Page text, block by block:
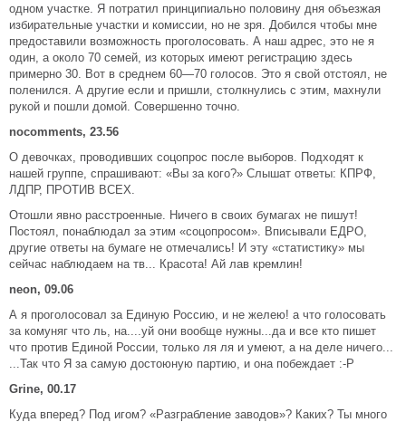
одном участке. Я потратил принципиально половину дня объезжая
избирательные участки и комиссии, но не зря. Добился чтобы мне
предоставили возможность проголосовать. А наш адрес, это не я
один, а около 70 семей, из которых имеют регистрацию здесь
примерно 30. Вот в среднем 60—70 голосов. Это я свой отстоял, не
поленился. А другие если и пришли, столкнулись с этим, махнули
рукой и пошли домой. Совершенно точно.
nocomments, 23.56
О девочках, проводивших соцопрос после выборов. Подходят к
нашей группе, спрашивают: «Вы за кого?» Слышат ответы: КПРФ,
ЛДПР, ПРОТИВ ВСЕХ.
Отошли явно расстроенные. Ничего в своих бумагах не пишут!
Постоял, понаблюдал за этим «соцопросом». Вписывали ЕДРО,
другие ответы на бумаге не отмечались! И эту «статистику» мы
сейчас наблюдаем на тв... Красота! Ай лав кремлин!
neon, 09.06
А я проголосовал за Единую Россию, и не желею! а что голосовать
за комуняг что ль, на....уй они вообще нужны...да и все кто пишет
что против Единой России, только ля ля и умеют, а на деле ничего...
...Так что Я за самую достоюную партию, и она побеждает :-P
Grine, 00.17
Куда вперед? Под игом? «Разграбление заводов»? Каких? Ты много